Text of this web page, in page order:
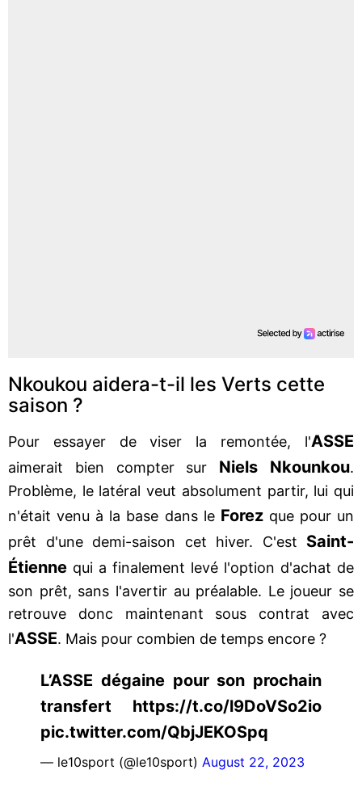
Nkoukou aidera-t-il les Verts cette
saison ?
Pour essayer de viser la remontée, l'ASSE
aimerait bien compter sur Niels Nkounkou.
Problème, le latéral veut absolument partir, lui qui
n'était venu à la base dans le Forezque pour un
prêt d'une demi-saison cet hiver. C'est Saint-
Étienne qui a finalement levé l'option d'achat de
son prêt, sans l'avertir au préalable. Le joueur se
retrouve donc maintenant sous contrat avec
l'ASSE. Mais pour combien de temps encore ?
L’ASSE dégaine pour son prochain
transfert https://t.co/l9DoVSo2io
pic.twitter.com/QbjJEKOSpq
— le10sport (@le10sport) August 22, 2023